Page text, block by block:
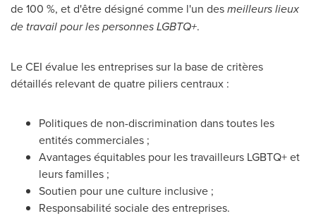
de 100 %, et d'être désigné comme l'un desmeilleurs lieux
de travail pour les personnes LGBTQ+.
Le CEI évalue les entreprises sur la base de critères
détaillés relevant de quatre piliers centraux :
Politiques de non-discrimination dans toutes les
entités commerciales ;
Avantages équitables pour les travailleurs LGBTQ+ et
leurs familles ;
Soutien pour une culture inclusive ;
Responsabilité sociale des entreprises.